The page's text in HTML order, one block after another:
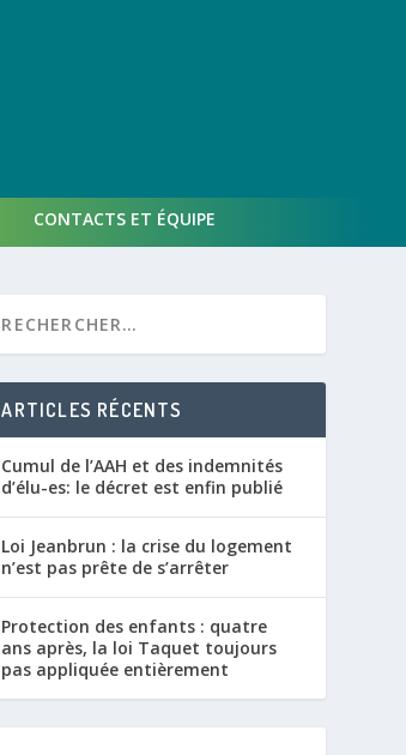
CONTACTS ET ÉQUIPE
ARTICLES RÉCENTS
Cumul de l’AAH et des indemnités
d’élu-es: le décret est enfin publié
Loi Jeanbrun : la crise du logement
n’est pas prête de s’arrêter
Protection des enfants : quatre
ans après, la loi Taquet toujours
pas appliquée entièrement